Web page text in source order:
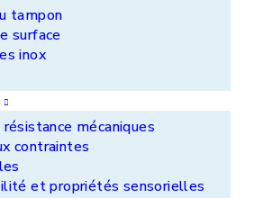
tampon
surface
inox
mécaniques
contraintes
et propriétés sensorielles
site ne nécessitant que très peu
NICKELSTAR® développé